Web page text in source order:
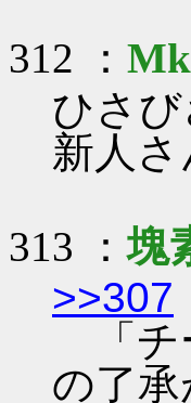
312 ：
ひさ
新人
313 ：塊
>>307
「チ
の了